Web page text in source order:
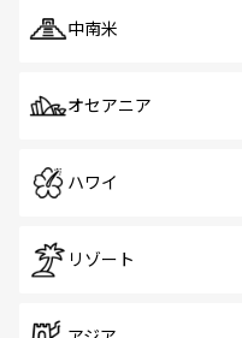
中南米
オセアニア
ハワイ
リゾート